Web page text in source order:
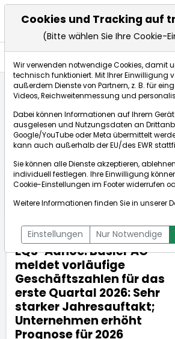
EQS-Adhoc: Basler AG meldet
dpa-AFX Compact
ÜBERSICHT DPA-AFX PROFEED
NEWSBOT
EQS-Adhoc: Basler AG
meldet vorläufige
Geschäftszahlen für das
erste Quartal 2026: Sehr
starker Jahresauftakt;
Unternehmen erhöht
Prognose für 2026
Cookies und Tracking auf
(Bitte wählen Sie Ihre Cookie-
Wir verwenden notwendige Cookies, damit
technisch funktioniert. Mit Ihrer Einwilligung
außerdem Dienste von Partnern, z. B. für
Videos, Reichweitenmessung und
Dabei können Informationen auf Ihrem
ausgelesen und Nutzungsdaten an
Google/YouTube oder Meta übermittelt
kann auch außerhalb der EU/des EWR
Sie können alle Dienste akzeptieren,
individuell festlegen. Ihre Einwilligung
Cookie-Einstellungen im Footer widerrufen
Weitere Informationen finden Sie in unserer
Einstellungen Nur Notwendige